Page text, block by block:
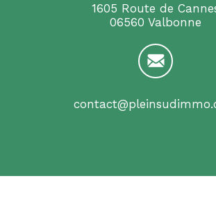
1605 Route de
06560 Valbonne